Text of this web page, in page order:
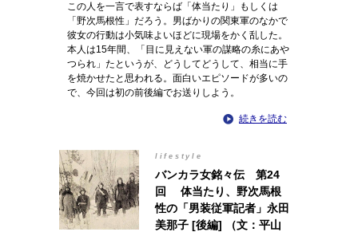
この人を一言で表すならば「体当たり」もしくは
「野次馬根性」だろう。男ばかりの関東軍のなかで
彼女の行動は小気味よいほどに現場をかく乱した。
本人は15年間、「目に見えない軍の謀略の糸にあや
つられ」たというが、どうしてどうして、相当に手
を焼かせたと思われる。面白いエピソードが多いの
で、今回は初の前後編でお送りしよう。
続きを読む
lifestyle
バンカラ女銘々伝 第24
回 体当たり、野次馬根
性の「男装従軍記者」永田
美那子 [後編] （文：平山